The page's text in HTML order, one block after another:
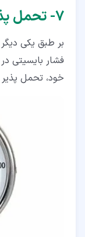
۷‏- تحمل پذیری گیج
بر طبق یکی
فشار بایسیتی
خود، تحمل